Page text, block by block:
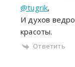
@tugrik,
И духов
красоты.
Ответить